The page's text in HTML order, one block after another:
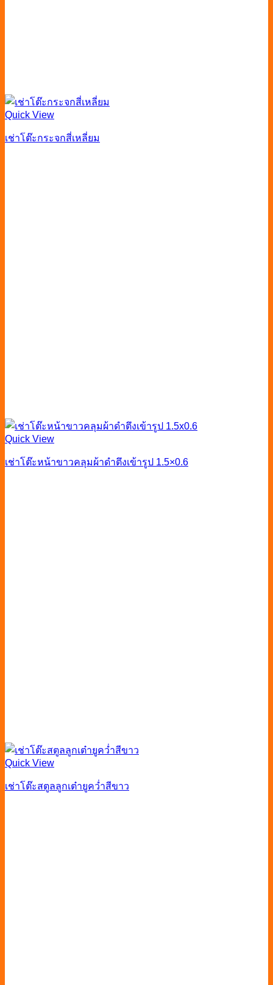
Quick View
เช่าโต๊ะกระจกสี่เหลี่ยม
Quick View
เช่าโต๊ะหน้าขาวคลุมผ้าดำตึงเข้ารูป 1.5×0.6
Quick View
เช่าโต๊ะสตูลลูกเต๋ายูคว่ำสีขาว